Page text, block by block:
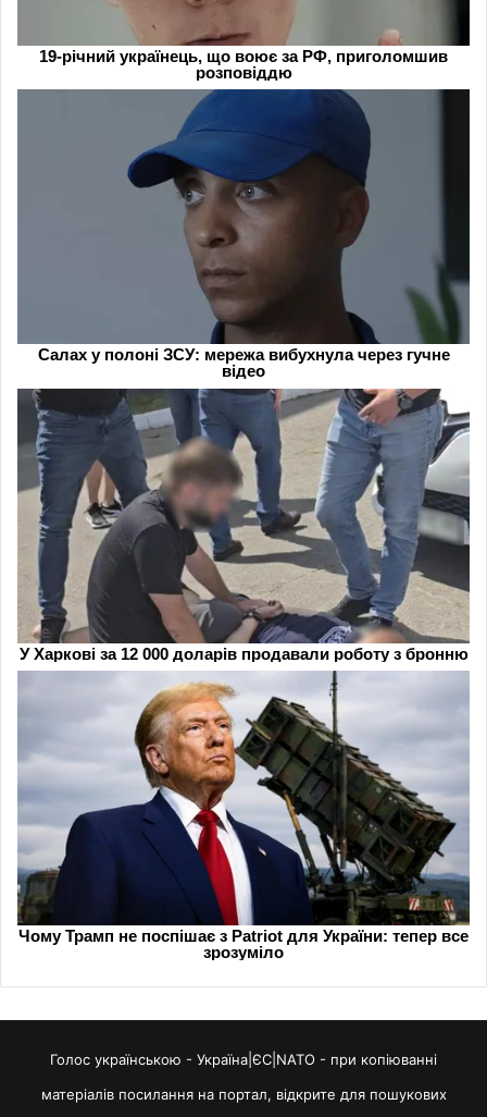
Голос українською - Україна|ЄС|NATO - при копіюванні
матеріалів посилання на портал, відкрите для пошукових